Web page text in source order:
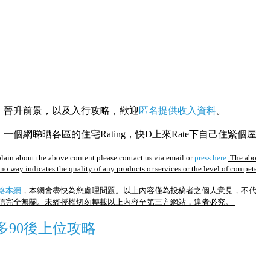
晉升前景，以及入行攻略，歡迎 匿名提供收入資料。
一個網睇晒各區的住宅Rating，快D上來Rate下自己住緊個屋
about the above content please contact us via email orpress here. The
way indicates the quality of any products or services or the level of
本網 ，本網會盡快為您處理問題。
以上內容僅為投稿者之個人意見，不
全無關。未經授權切勿轉載以上內容至第三方網站，違者必究。
90後上位攻略